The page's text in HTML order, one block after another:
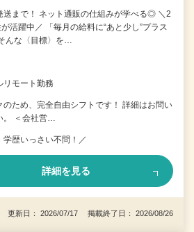
送まで！ ネット通販の仕組みが学べる◎ ＼2
活躍中／ 「毎月の給料に“あと少し”プラス
んな〈目標〉を…
モート勤務
のため、完全自由シフトです！ 詳細はお問い
。 ＜会社営…
学歴いっさい不問！／
詳細を見る
更新日： 2026/07/17 掲載終了日： 2026/08/26